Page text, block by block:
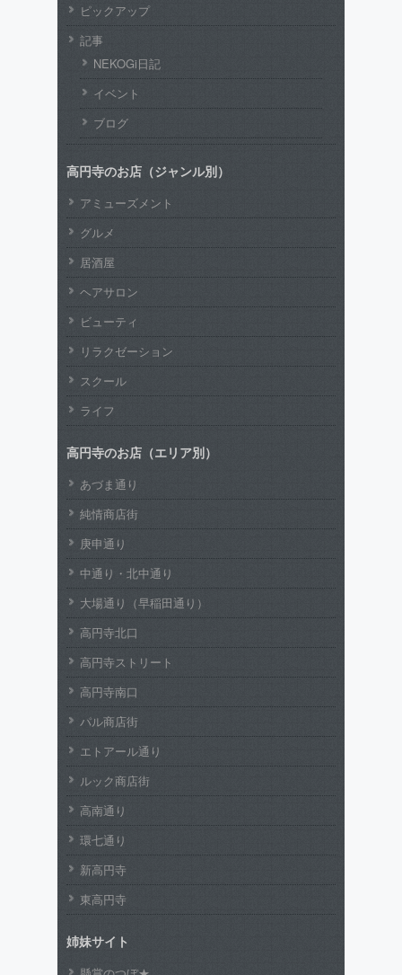
ピックアップ
記事
NEKOGi日記
イベント
ブログ
高円寺のお店（ジャンル別）
アミューズメント
グルメ
居酒屋
ヘアサロン
ビューティ
リラクゼーション
スクール
ライフ
高円寺のお店（エリア別）
あづま通り
純情商店街
庚申通り
中通り・北中通り
大場通り（早稲田通り）
高円寺北口
高円寺ストリート
高円寺南口
パル商店街
エトアール通り
ルック商店街
高南通り
環七通り
新高円寺
東高円寺
姉妹サイト